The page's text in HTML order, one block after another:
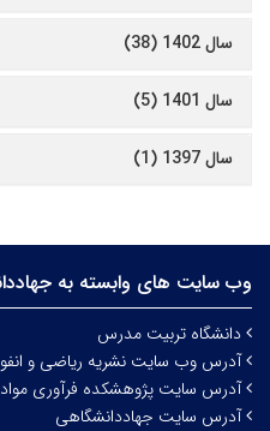
سال 1402 (38)
سال 1401 (5)
سال 1397 (1)
وب سایت های وابسته به
دانشگاه تربیت مدرس
آدرس وب سایت نشریه ریاضی و
آدرس سایت پژوهشکده فرآوری
آدرس سایت جهاددانشگاهی